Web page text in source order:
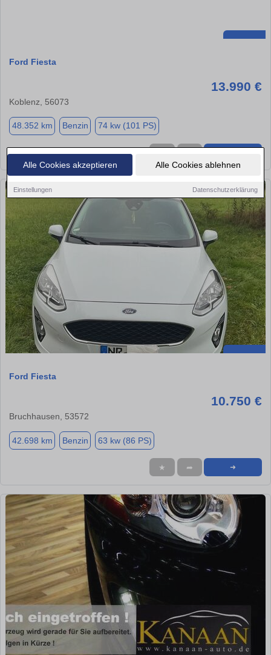
Alle Cookies akzeptieren Alle Cookies ablehnen
Einstellungen Datenschutzerklärung
Ford Fiesta
13.990 €
Koblenz, 56073
48.352 km Benzin 74 kw (101 PS)
Ford Fiesta
10.750 €
Bruchhausen, 53572
42.698 km Benzin 63 kw (86 PS)
★ ➦ ➜